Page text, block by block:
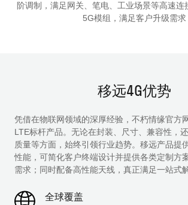
阶调制，满足网关、笔电、工业场景等高
5G模组，满足客户升级需求
移远4G优势
凭借在物联网领域的深厚经验，不朽情缘官
LTE标杆产品。无论在封装、尺寸、兼容性
质量等方面，始终引领行业趋势。移远产品
性能，可简化客户终端设计并提供各类定制方案
需求；同时配备高性能天线，真正满足一站式
全球覆盖